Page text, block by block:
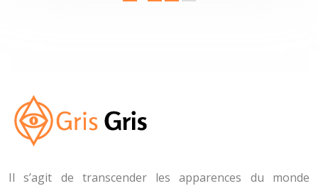
Il s’agit de transcender les apparences du monde